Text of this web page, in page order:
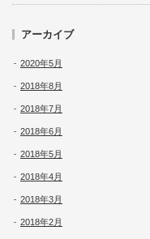
アーカイブ
2020年5月
2018年8月
2018年7月
2018年6月
2018年5月
2018年4月
2018年3月
2018年2月